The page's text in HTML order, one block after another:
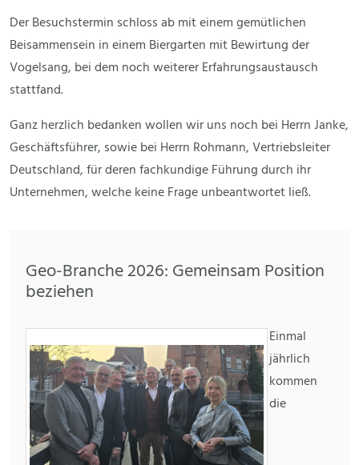
Der Besuchstermin schloss ab mit einem gemütlichen
Beisammensein in einem Biergarten mit Bewirtung der
Vogelsang, bei dem noch weiterer Erfahrungsaustausch
stattfand.
Ganz herzlich bedanken wollen wir uns noch bei Herrn Janke,
Geschäftsführer, sowie bei Herrn Rohmann, Vertriebsleiter
Deutschland, für deren fachkundige Führung durch ihr
Unternehmen, welche keine Frage unbeantwortet ließ.
Geo-Branche 2026: Gemeinsam Position
beziehen
Einmal
jährlich
kommen
die